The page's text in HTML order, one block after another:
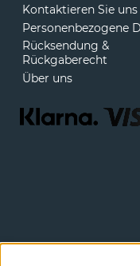
Kontaktieren Sie uns
Personenbezogene
Rücksendung &
Rückgaberecht
Über uns